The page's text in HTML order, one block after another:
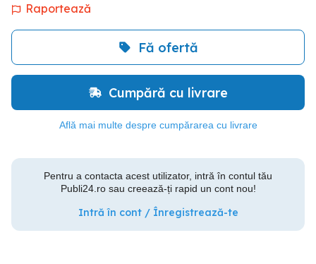
Raportează
Fă ofertă
Cumpără cu livrare
Află mai multe despre cumpărarea cu livrare
Pentru a contacta acest utilizator, intră în contul tău
Publi24.ro sau creează-ți rapid un cont nou!
Intră în cont / Înregistrează-te